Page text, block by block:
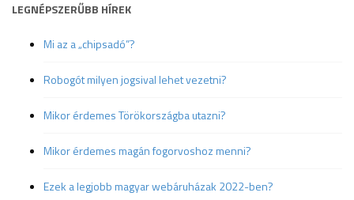
LEGNÉPSZERŰBB HÍREK
Mi az a „chipsadó”?
Robogót milyen jogsival lehet vezetni?
Mikor érdemes Törökországba utazni?
Mikor érdemes magán fogorvoshoz menni?
Ezek a legjobb magyar webáruházak 2022-ben?